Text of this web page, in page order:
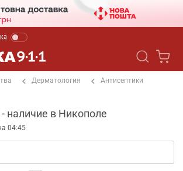
Дерматология Антисептики
наличие в Никополе
04:45